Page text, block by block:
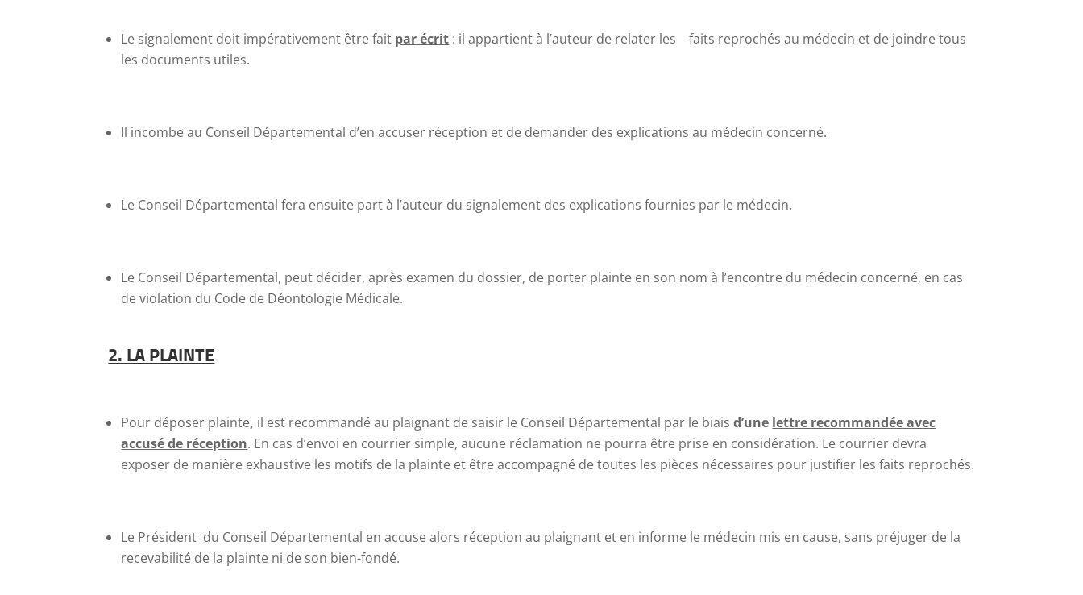
Le signalement doit impérativement être fait par écrit : il appartient à l’auteur de relater les faits reprochés au médecin et de joindre tous
les documents utiles.
Il incombe au Conseil Départemental d’en accuser réception et de demander des explications au médecin concerné.
Le Conseil Départemental fera ensuite part à l’auteur du signalement des explications fournies par le médecin.
Le Conseil Départemental, peut décider, après examen du dossier, de porter plainte en son nom à l’encontre du médecin concerné, en cas
de violation du Code de Déontologie Médicale.
2. LA PLAINTE
Pour déposer plainte, il est recommandé au plaignant de saisir le Conseil Départemental par le biais d’une lettre recommandée avec
accusé de réception. En cas d’envoi en courrier simple, aucune réclamation ne pourra être prise en considération. Le courrier devra
exposer de manière exhaustive les motifs de la plainte et être accompagné de toutes les pièces nécessaires pour justifier les faits reprochés.
Le Président du Conseil Départemental en accuse alors réception au plaignant et en informe le médecin mis en cause, sans préjuger de la
recevabilité de la plainte ni de son bien-fondé.